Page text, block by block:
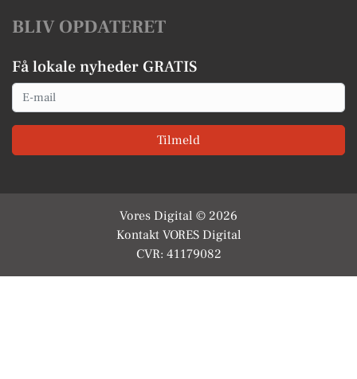
BLIV OPDATERET
Få lokale nyheder GRATIS
Email
Tilmeld
Vores Digital © 2026
Kontakt VORES Digital
CVR: 41179082